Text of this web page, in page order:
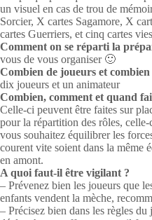
un visuel en cas de trou de
Sorcier, X cartes Sagamore, X
cartes Guerriers, et cinq cartes
Comment on se réparti la
vous de vous organiser 🙂
Combien de joueurs et combien
dix joueurs et un animateur
Combien, comment et quand
Celle-ci peuvent être faites sur
pour la répartition des rôles,
vous souhaitez équilibrer les
courent vite soient dans la même
en amont.
A quoi faut-il être vigilant ?
– Prévenez bien les joueurs que
enfants vendent la mèche,
– Précisez bien dans les règles